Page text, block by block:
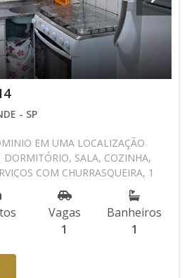
- SP
EM UMA LOCALIZAÇÃO
DORMITÓRIO, SALA, COZINHA,
COM CHURRASQUEIRA, 1
UMA VISITA CONOSCO 13
41718-J
Vagas
1
Banheiros
1